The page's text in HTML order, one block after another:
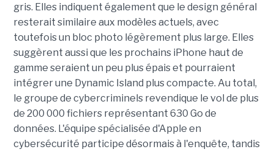
gris. Elles indiquent également que le design général
resterait similaire aux modèles actuels, avec
toutefois un bloc photo légèrement plus large. Elles
suggèrent aussi que les prochains iPhone haut de
gamme seraient un peu plus épais et pourraient
intégrer une Dynamic Island plus compacte. Au total,
le groupe de cybercriminels revendique le vol de plus
de 200 000 fichiers représentant 630 Go de
données. L'équipe spécialisée d'Apple en
cybersécurité participe désormais à l'enquête, tandis